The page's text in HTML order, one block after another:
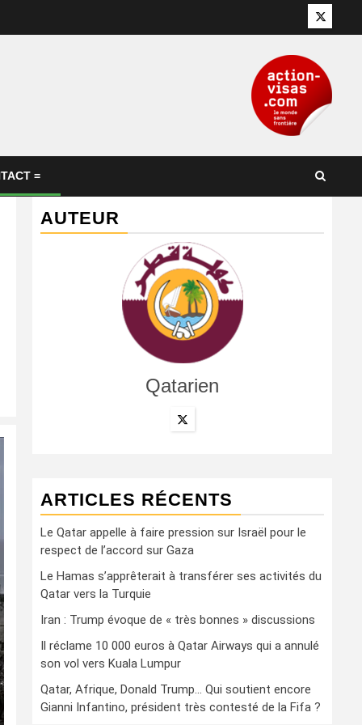
Twitter
=
AUTEUR
Qatarien
ARTICLES RÉCENTS
Le Qatar appelle à faire pression sur Israël pour le
respect de l’accord sur Gaza
Le Hamas s’apprêterait à transférer ses activités du
Qatar vers la Turquie
Iran : Trump évoque de « très bonnes » discussions
Il réclame 10 000 euros à Qatar Airways qui a annulé
son vol vers Kuala Lumpur
Qatar, Afrique, Donald Trump… Qui soutient encore
Gianni Infantino, président très contesté de la Fifa ?